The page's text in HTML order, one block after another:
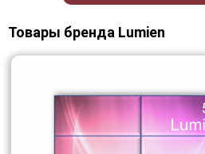
Товары бренда Lumien